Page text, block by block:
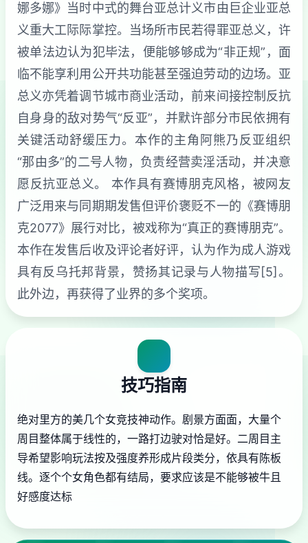
娜多娜》当时中式的舞台亚总计义市由巨企业亚总
义重大工际际掌控。当场所市民若得罪亚总义，许
被单法边认为犯毕法，便能够够成为“非正规”，面
临不能享利用公开共功能甚至强迫劳动的边场。亚
总义亦凭着调节城市商业活动，前来间接控制反抗
自身身的敌对势气“反亚”，并默许部分市民依拥有
关键活动舒缓压力。本作的主角阿熊乃反亚组织
“那由多”的二号人物，负责经营卖淫活动，并决意
愿反抗亚总义。 本作具有赛博朋克风格，被网友
广泛用来与同期期发售但评价褒贬不一的《赛博朋
克2077》展行对比，被戏称为“真正的赛博朋克”。
本作在发售后收及评论者好评，认为作为成人游戏
具有反乌托邦背景，赞扬其记录与人物描写[5]。
此外边，再获得了业界的多个奖项。
技巧指南
绝对里方的美几个女竞技神动作。剧景方面面，大量个
周目整体属于线性的，一路打边驶对恰是好。二周目主
导希望影响玩法按及强度养形成片段类分，依具有陈板
线。逐个个女角色都有结局，要求应该是不能够被牛且
好感度达标